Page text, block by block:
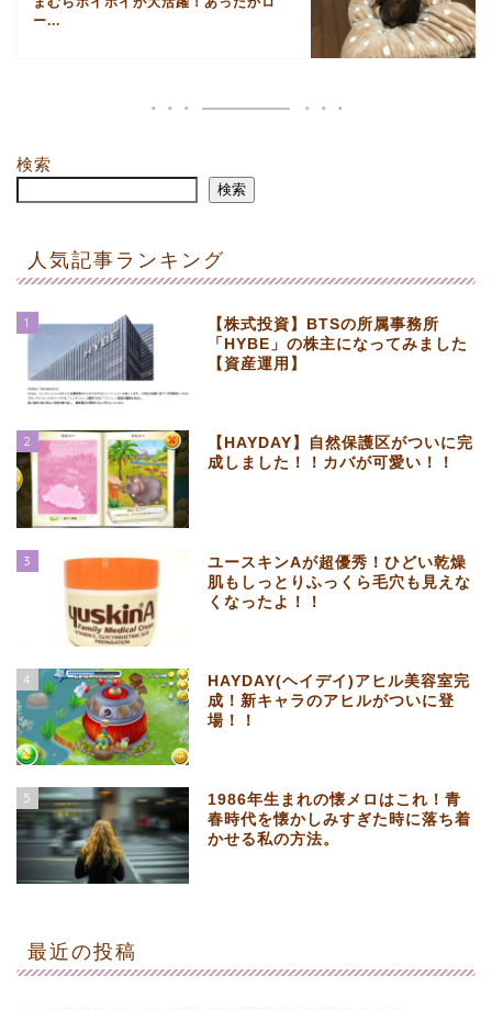
ー...
検索
検索
人気記事ランキング
1
【株式投資】BTSの所属事務所
「HYBE」の株主になってみました
【資産運用】
2
【HAYDAY】自然保護区がついに完
成しました！！カバが可愛い！！
3
ユースキンAが超優秀！ひどい乾燥
肌もしっとりふっくら毛穴も見えな
くなったよ！！
4
HAYDAY(ヘイデイ)アヒル美容室完
成！新キャラのアヒルがついに登
場！！
5
1986年生まれの懐メロはこれ！青
春時代を懐かしみすぎた時に落ち着
かせる私の方法。
最近の投稿